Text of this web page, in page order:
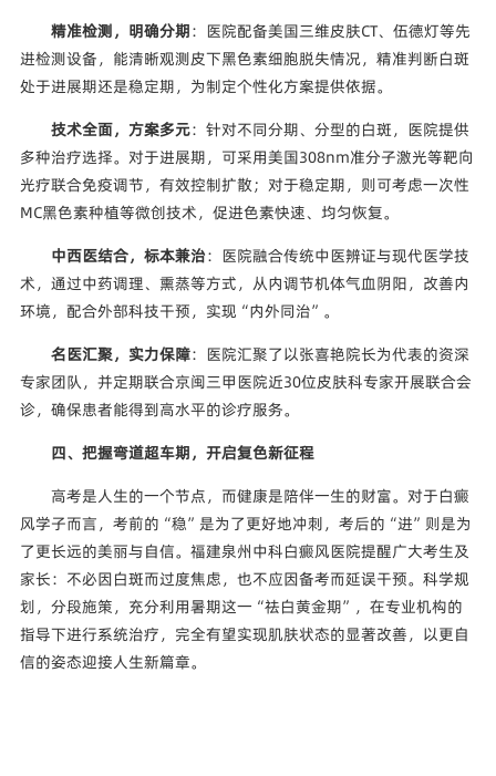
精准检测，明确分期：医院配备美国三维皮肤CT、伍德灯等先
进检测设备，能清晰观测皮下黑色素细胞脱失情况，精准判断白斑
处于进展期还是稳定期，为制定个性化方案提供依据。
技术全面，方案多元：针对不同分期、分型的白斑，医院提供
多种治疗选择。对于进展期，可采用美国308nm准分子激光等靶向
光疗联合免疫调节，有效控制扩散；对于稳定期，则可考虑一次性
MC黑色素种植等微创技术，促进色素快速、均匀恢复。
中西医结合，标本兼治：医院融合传统中医辨证与现代医学技
术，通过中药调理、熏蒸等方式，从内调节机体气血阴阳，改善内
环境，配合外部科技干预，实现“内外同治”。
名医汇聚，实力保障：医院汇聚了以张喜艳院长为代表的资深
专家团队，并定期联合京闽三甲医院近30位皮肤科专家开展联合会
诊，确保患者能得到高水平的诊疗服务。
四、把握弯道超车期，开启复色新征程
高考是人生的一个节点，而健康是陪伴一生的财富。对于白癜
风学子而言，考前的“稳”是为了更好地冲刺，考后的“进”则是为
了更长远的美丽与自信。福建泉州中科白癜风医院提醒广大考生及
家长：不必因白斑而过度焦虑，也不应因备考而延误干预。科学规
划，分段施策，充分利用暑期这一“祛白黄金期”，在专业机构的
指导下进行系统治疗，完全有望实现肌肤状态的显著改善，以更自
信的姿态迎接人生新篇章。